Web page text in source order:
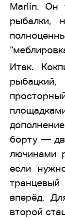
Marlin. Он
Итак.
борту —
лючинами
если
транцевый
вперёд.
второй